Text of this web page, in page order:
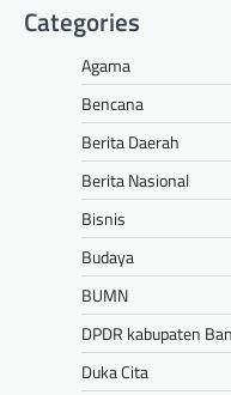
Categories
Agama
Bencana
Berita Daerah
Berita Nasional
Bisnis
Budaya
BUMN
DPDR kabupaten
Duka Cita